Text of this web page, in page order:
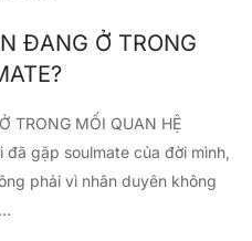
ĐANG Ở TRONG
TRONG MỐI QUAN HỆ
đã gặp soulmate của đời mình,
phải vì nhân duyên không